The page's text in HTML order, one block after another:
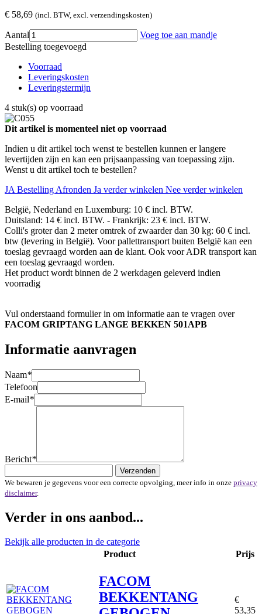
€ 58,69 (incl. BTW, excl. verzendingskosten)
Aantal
Voeg toe aan mandje
Bestelling toegevoegd
Voorraad
Leveringskosten
Leveringstermijn
4 stuk(s) op voorraad
Dit artikel is momenteel niet op voorraad
Indien u dit artikel toch wenst te bestellen kunnen er langere
levertijden zijn en kan een prijsaanpassing van toepassing zijn.
Wenst u dit artikel toch te bestellen?
JA Bestelling Afronden Ja verder winkelen Nee verder winkelen
België, Nederland en Luxemburg: 10 € incl. BTW.
Duitsland: 14 € incl. BTW. - Frankrijk: 23 € incl. BTW.
Colli's groter dan 2 meter omtrek of zwaarder dan 30 kg: 60 € incl.
btw (levering in België). Voor pallettransport buiten België kan een
toeslag gevraagd worden aan de klant. Ook voor ADR transport kan
een toeslag gevraagd worden.
Het product wordt binnen de 2 werkdagen geleverd indien
voorradig
Vul onderstaand formulier in om informatie aan te vragen over
FACOM GRIPTANG LANGE BEKKEN 501APB
Informatie aanvragen
Naam*
Telefoon
E-mail*
Bericht*
Verzenden
We bewaren je gegevens voor een correcte opvolging, meer info in onze privacy
disclaimer.
Verder in ons aanbod...
Bekijk alle producten in de categorie
Product
Prijs
FACOM
BEKKENTANG
€
53,35